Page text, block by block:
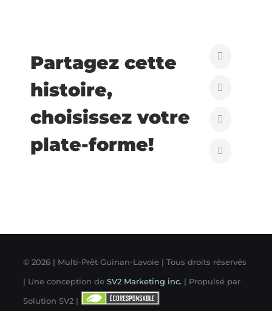
Partagez cette
histoire,
choisissez votre
plate-forme!
© 2026 | Multi-Prêt Guinan-Lavoie | Tous droits réservés
| Une conception de SV2 Marketing inc. | Propulsé par
Solution SV2 |